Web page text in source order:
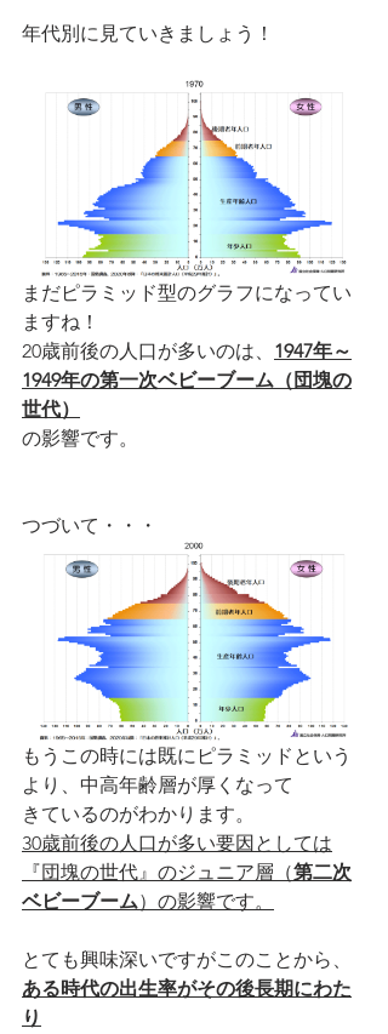
年代別に見ていきましょう！
まだピラミッド型のグラフになってい
ますね！
20歳前後の人口が多いのは、 1947年～
1949年の第一次ベビーブーム（団塊の
世代）
の影響です。
つづいて・・・
もうこの時には既にピラミッドという
より、中高年齢層が厚くなって
きているのがわかります。
30歳前後の人口が多い要因としては
『団塊の世代』のジュニア層（第二次
ベビーブーム）の影響です。
とても興味深いですがこのことから、
ある時代の出生率がその後長期にわた
り